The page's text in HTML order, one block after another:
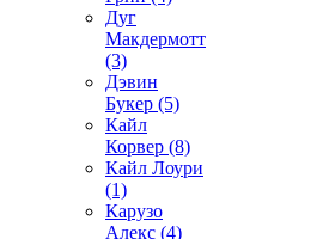
Дуг
Макдермотт
(3)
Дэвин
Букер (5)
Кайл
Корвер (8)
Кайл Лоури
(1)
Карузо
Алекс (4)